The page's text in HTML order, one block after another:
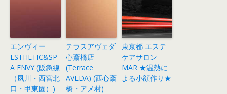
エンヴィー
ESTHETIC&SP
A ENVY (阪急線
（夙川・西宮北
口・甲東園）)
テラスアヴェダ
心斎橋店
(Terrace
AVEDA) (西心斎
橋・アメ村)
東京都 エステ
ケアサロン
MAR ★温熱に
よる小顔作り★